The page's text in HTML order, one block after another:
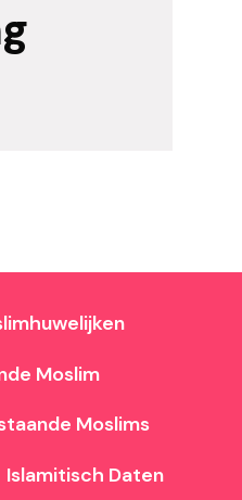
Moslim
Moslims
Islamitisch Daten